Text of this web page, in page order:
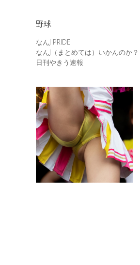
野球
なんJ PRIDE
なんJ（まとめては）いかんのか？
日刊やきう速報